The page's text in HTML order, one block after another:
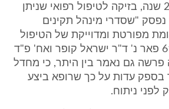
כבר לפני יותר מ- 25 שנה, בזיקה לטיפול רפואי שניתן
בשנת 1971, נפסק "שסדרי מינהל תקינים
מפורטת ומדוייקת של הטיפול
בחולה" (ע"א 612/78 פאר נ' ד"ר ישראל קופר ואח' פ"ד
באותה פרשה גם נאמר בין היתר, כי מחדל
בספק עדות על כך שרופא ביצע
לפני ניתוח.